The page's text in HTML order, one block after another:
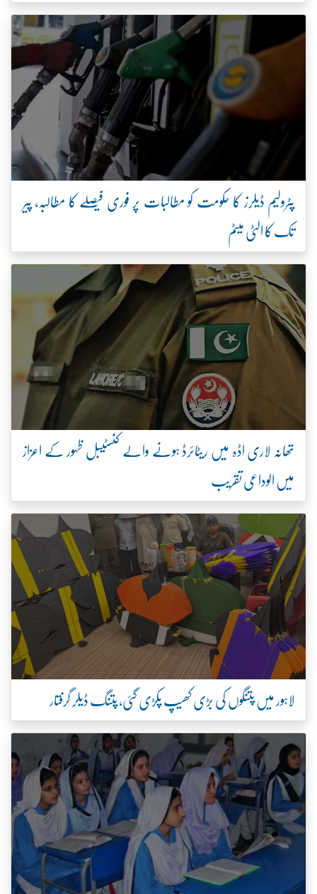
پٹرولیم ڈیلرز کا حکومت کو مطالبات پر فوری فیصلے کا مطالبہ، پیر
تک کا الٹی میٹم
تھانہ لاری اڈہ میں ریٹائرڈ ہونے والے کنسٹیبل ظہور کے اعزاز
میں الوداعی تقریب
لاہور میں پتنگوں کی بڑی کھیپ پکڑی گئی، پتنگ ڈیلر گرفتار